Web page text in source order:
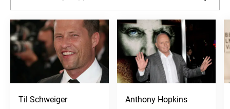
Til Schweiger Anthony Hopkins